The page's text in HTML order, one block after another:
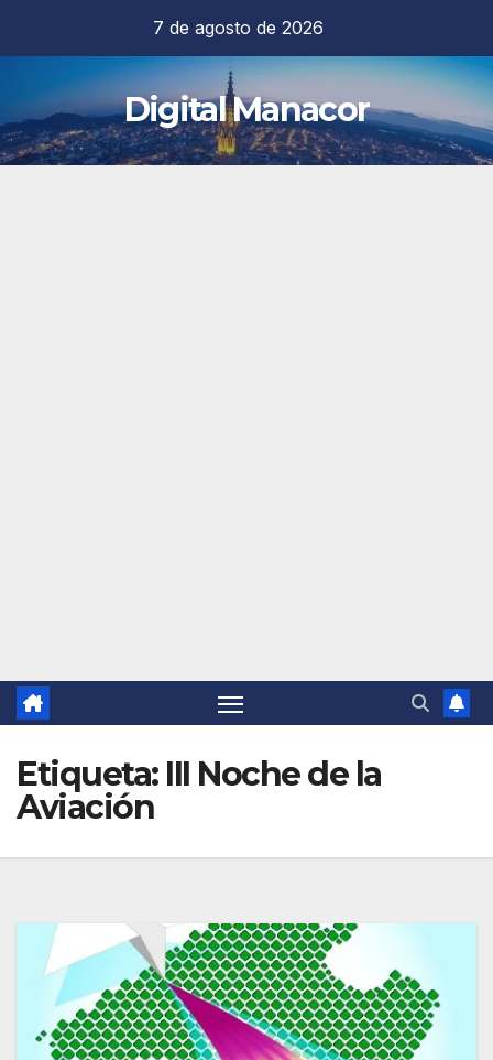
contenido
7 de agosto de 2026
Digital Manacor
Etiqueta: III Noche de la
Aviación